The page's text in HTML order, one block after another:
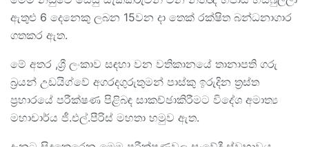
ඇතුළු 6 දෙනෙකු ලබන 15වන දා තෙක් රක්ෂිත බන්ධනාගාර
ගතකර ඇත.
මේ අතර ,ශ්‍රී ලංකාව සඳහා වන වතිකානයේ තානාපති ගරු
බ්‍රයන් උඩයිග්වේ අගරදගුරුතුමන් පාස්කු ඉරුදින ත්‍රස්ත
ප්‍රහාරයේ පරීක්ෂණ පිළිබඳ සාකච්ඡාකිරීමට විදේශ අමාත්‍ය
මහාචාර්ය ජී.එල්.පීරිස් මහතා හමුව ඇත.